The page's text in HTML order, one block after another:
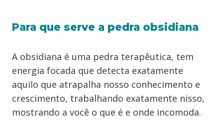
Para que serve a pedra obsidiana
A obsidiana é uma pedra terapêutica, tem
energia focada que detecta exatamente
aquilo que atrapalha nosso conhecimento e
crescimento, trabalhando exatamente nisso,
mostrando a você o que é e onde incomoda.